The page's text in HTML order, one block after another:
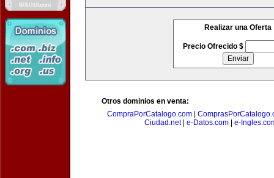
Realizar una Oferta
Precio Ofrecido $
Otros dominios en venta:
CompraPorCatalogo.com|
Ciudad.net| e-Datos.com e-